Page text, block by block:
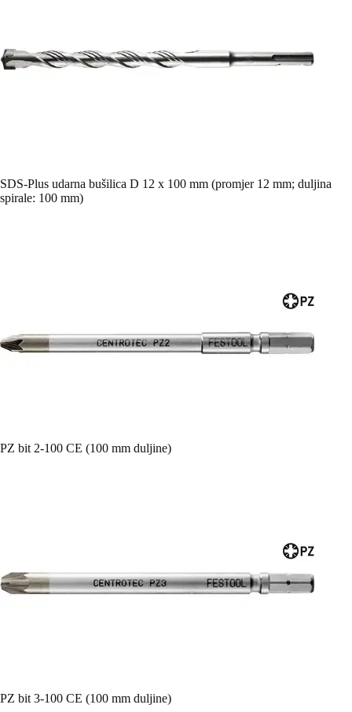
SDS-Plus udarna bušilica D 12 x 100 mm (promjer 12 mm; duljina
spirale: 100 mm)
PZ bit 2-100 CE (100 mm duljine)
PZ bit 3-100 CE (100 mm duljine)